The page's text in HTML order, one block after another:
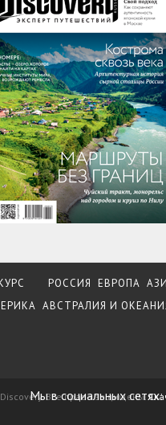
РОССИЯ ЕВРОПА
АВСТРАЛИЯ И
Все права защищены.
Мы в социальных сетях: